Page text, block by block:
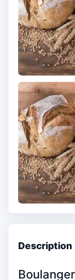
Description